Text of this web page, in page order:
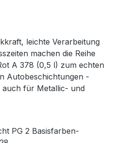
leichte Verarbeitung
machen die Reihe
A 378 (0,5 l) zum echten
Autobeschichtungen -
für Metallic- und